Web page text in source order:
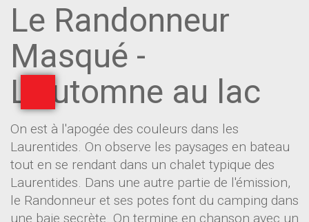
Le Randonneur
Masqué -
L'automne au lac
On est à l'apogée des couleurs dans les
Laurentides. On observe les paysages en bateau
tout en se rendant dans un chalet typique des
Laurentides. Dans une autre partie de l'émission,
le Randonneur et ses potes font du camping dans
une baie secrète. On termine en chanson avec un